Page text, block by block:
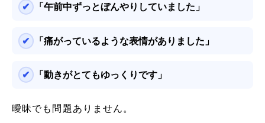
「午前中ずっとぼんやりしていました」
「痛がっているような表情がありました」
「動きがとてもゆっくりです」
曖昧でも問題ありません。